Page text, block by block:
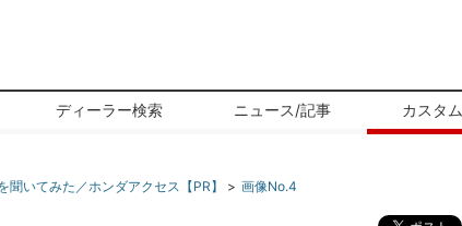
ディーラー検索 ニュース/記事 カスタム
いてみた／ホンダアクセス【PR】
画像No.4